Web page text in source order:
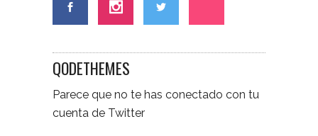
QODETHEMES
Parece que no te has conectado con tu
cuenta de Twitter